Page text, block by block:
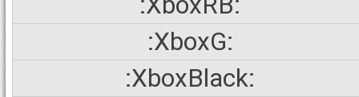
:XboxG:
:XboxBlack: